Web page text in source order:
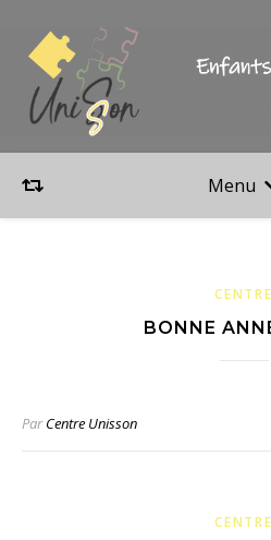
Menu
CENTRE
BONNE
ParCentre Unisson
CENTRE